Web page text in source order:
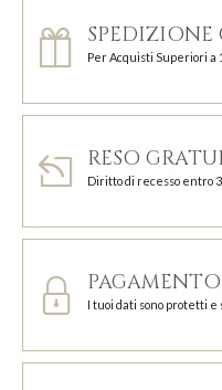
SPEDIZIONE
Per Acquisti Superiori a
RESO
Diritto di recesso entro
I tuoi dati sono protetti e